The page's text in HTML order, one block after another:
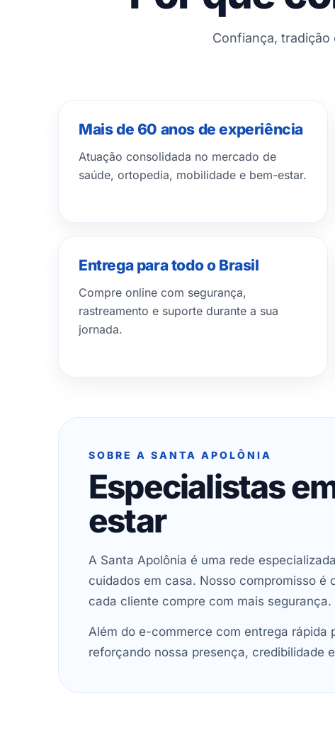
Confiança,
Mais de 60 anos de experiência
Atuação consolidada no mercado de
saúde, ortopedia, mobilidade e bem-estar.
Entrega para todo o Brasil
Compre online com segurança,
rastreamento e suporte durante a sua
jornada.
SOBRE A SANTA APOLÔNIA
Especialistas
estar
A Santa Apolônia é uma rede
cuidados em casa. Nosso compromisso
cada cliente compre com mais segurança.
Além do e-commerce com entrega rápida
reforçando nossa presença, credibilidade